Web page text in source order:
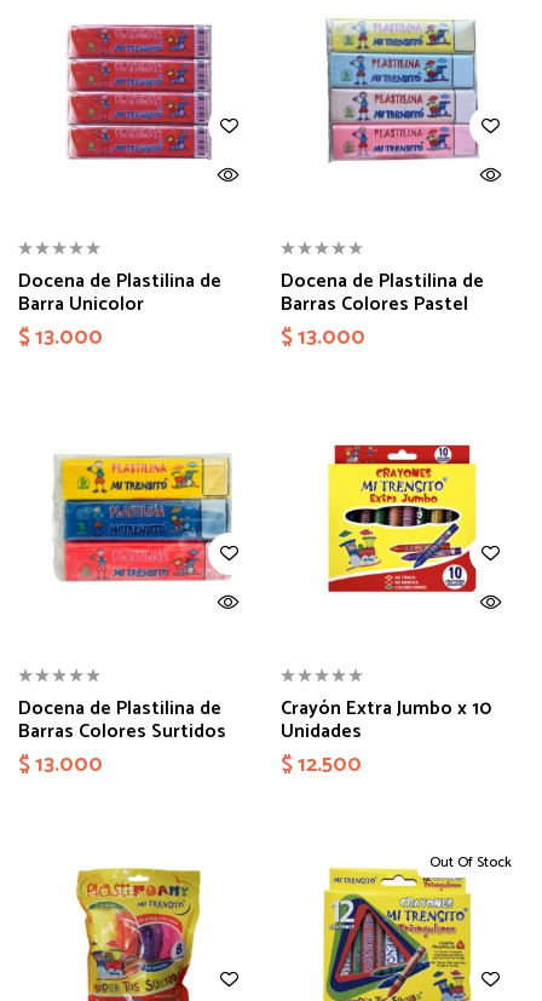
Docena de Plastilina de
Barra Unicolor
$13.000
Docena de Plastilina de
Barras Colores Pastel
$13.000
Docena de Plastilina de
Barras Colores Surtidos
$13.000
Crayón Extra Jumbo x 10
Unidades
$12.500
Out Of Stock